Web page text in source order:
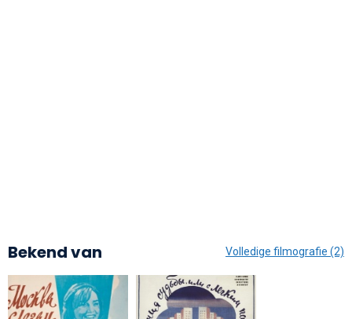
Bekend van Volledige filmografie (2)